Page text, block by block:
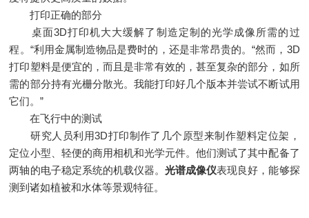
打印正确的部分
桌面3D打印机大大缓解了制造定制的光学成像所需的过
程。“利用金属制造物品是费时的，还是非常昂贵的。“然而，3D
打印塑料是便宜的，而且是非常有效的，甚至复杂的部分，如所
需的部分持有光栅分散光。我能打印好几个版本并尝试不断试用
它们。”
在飞行中的测试
研究人员利用3D打印制作了几个原型来制作塑料定位架，
定位小型、轻便的商用相机和光学元件。他们测试了其中配备了
两轴的电子稳定系统的机载仪器。光谱成像仪表现良好，能够探
测到诸如植被和水体等景观特征。